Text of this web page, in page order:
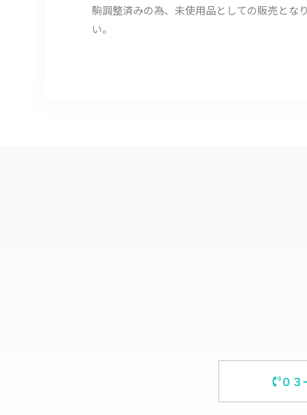
駒調整済みの為、未使用品としての販売とな
い。
０